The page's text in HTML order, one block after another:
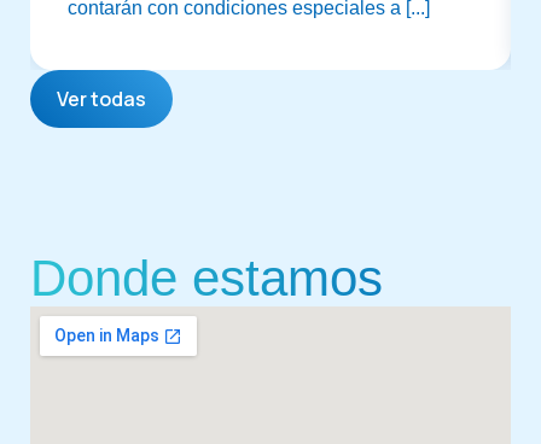
contarán con condiciones especiales a [...]
Ver todas
Donde estamos